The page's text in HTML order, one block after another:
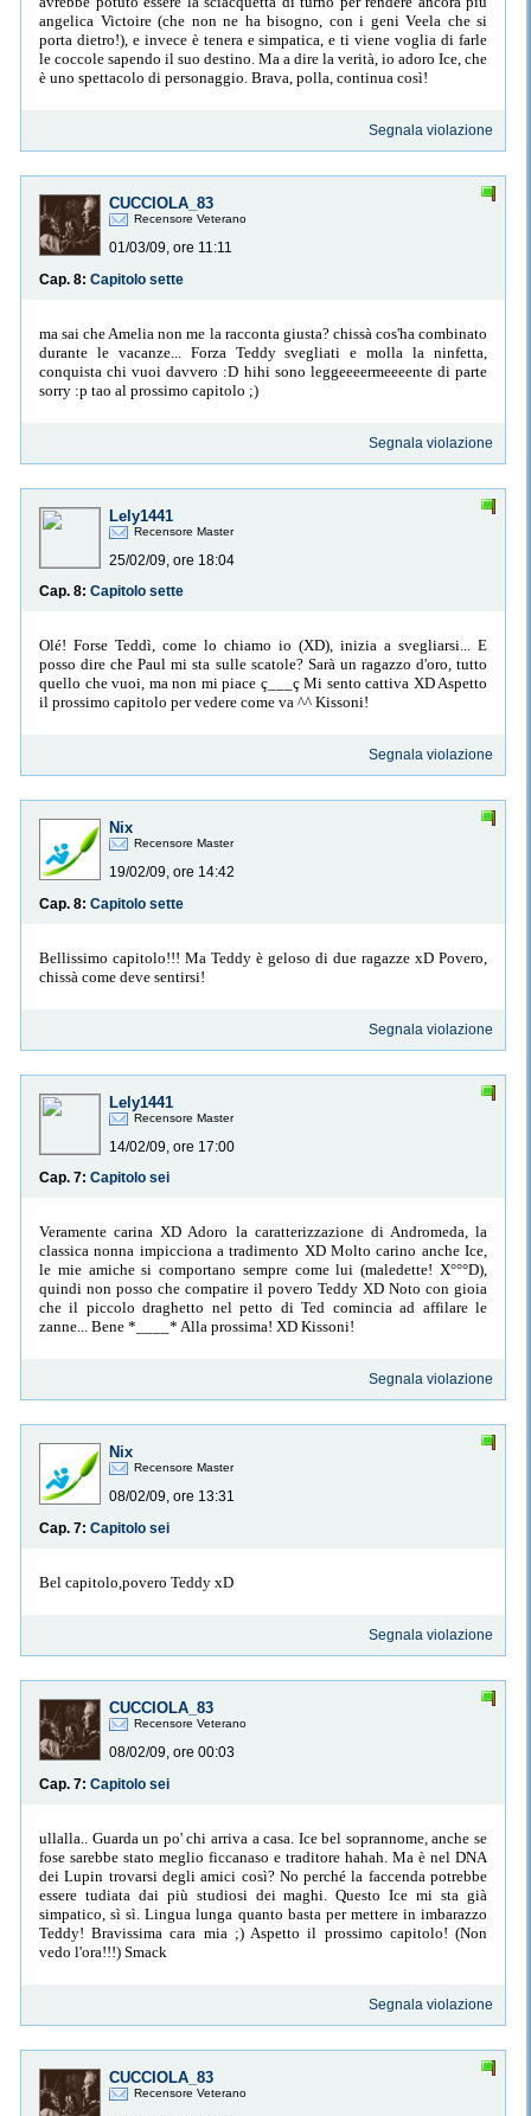
angelica Victoire (che non ne ha bisogno, con i geni Veela che si
porta dietro!), e invece è tenera e simpatica, e ti viene voglia di farle
le coccole sapendo il suo destino. Ma a dire la verità, io adoro Ice, che
è uno spettacolo di personaggio. Brava, polla, continua così!
Segnala violazione
CUCCIOLA_83
Recensore Veterano
01/03/09, ore 11:11
Cap. 8: Capitolo sette
ma sai che Amelia non me la racconta giusta? chissà cos'ha combinato
durante le vacanze... Forza Teddy svegliati e molla la ninfetta,
conquista chi vuoi davvero :D hihi sono leggeeeermeeeente di parte
sorry :p tao al prossimo capitolo ;)
Segnala violazione
Lely1441
Recensore Master
25/02/09, ore 18:04
Cap. 8: Capitolo sette
Olé! Forse Teddì, come lo chiamo io (XD), inizia a svegliarsi... E
posso dire che Paul mi sta sulle scatole? Sarà un ragazzo d'oro, tutto
quello che vuoi, ma non mi piace ç___ç Mi sento cattiva XD Aspetto
il prossimo capitolo per vedere come va ^^ Kissoni!
Segnala violazione
Nix
Recensore Master
19/02/09, ore 14:42
Cap. 8: Capitolo sette
Bellissimo capitolo!!! Ma Teddy è geloso di due ragazze xD Povero,
chissà come deve sentirsi!
Segnala violazione
Lely1441
Recensore Master
14/02/09, ore 17:00
Cap. 7: Capitolo sei
Veramente carina XD Adoro la caratterizzazione di Andromeda, la
classica nonna impicciona a tradimento XD Molto carino anche Ice,
le mie amiche si comportano sempre come lui (maledette! X°°°D),
quindi non posso che compatire il povero Teddy XD Noto con gioia
che il piccolo draghetto nel petto di Ted comincia ad affilare le
zanne... Bene *____* Alla prossima! XD Kissoni!
Segnala violazione
Nix
Recensore Master
08/02/09, ore 13:31
Cap. 7: Capitolo sei
Bel capitolo,povero Teddy xD
Segnala violazione
CUCCIOLA_83
Recensore Veterano
08/02/09, ore 00:03
Cap. 7: Capitolo sei
ullalla.. Guarda un po' chi arriva a casa. Ice bel soprannome, anche se
fose sarebbe stato meglio ficcanaso e traditore hahah. Ma è nel DNA
dei Lupin trovarsi degli amici così? No perché la faccenda potrebbe
essere tudiata dai più studiosi dei maghi. Questo Ice mi sta già
simpatico, sì sì. Lingua lunga quanto basta per mettere in imbarazzo
Teddy! Bravissima cara mia ;) Aspetto il prossimo capitolo! (Non
vedo l'ora!!!) Smack
Segnala violazione
CUCCIOLA_83
Recensore Veterano